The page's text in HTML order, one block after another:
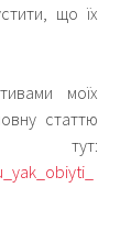
що їх
моїх
статтю
тут: